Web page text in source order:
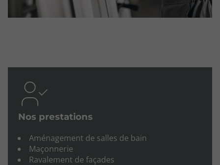
Nos prestations‍
Aménagement de salles de bain
Maçonnerie
Ravalement de façades